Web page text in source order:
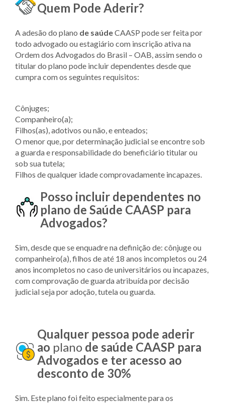
Quem Pode Aderir?
A adesão do plano de saúdeCAASP pode ser feita por
todo advogado ou estagiário com inscrição ativa na
Ordem dos Advogados do Brasil – OAB, assim sendo o
titular do plano pode incluir dependentes desde que
cumpra com os seguintes requisitos:
Cônjuges;
Companheiro(a);
Filhos(as), adotivos ou não, e enteados;
O menor que, por determinação judicial se encontre sob
a guarda e responsabilidade do beneficiário titular ou
sob sua tutela;
Filhos de qualquer idade comprovadamente incapazes.
Posso incluir dependentes no
plano de Saúde CAASP para
Advogados?
Sim, desde que se enquadre na definição de: cônjuge ou
companheiro(a), filhos de até 18 anos incompletos ou 24
anos incompletos no caso de universitários ou incapazes,
com comprovação de guarda atribuída por decisão
judicial seja por adoção, tutela ou guarda.
Qualquer pessoa pode aderir
ao plano de saúde CAASP para
Advogados e ter acesso ao
desconto de 30%
Sim. Este plano foi feito especialmente para os